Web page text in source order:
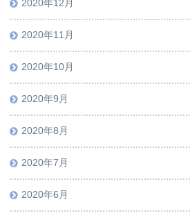
2020年12月
2020年11月
2020年10月
2020年9月
2020年8月
2020年7月
2020年6月